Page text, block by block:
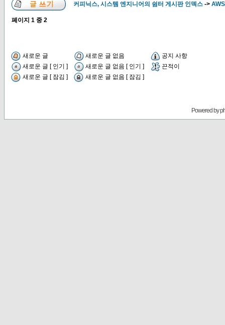
커피닉스, 시스템 엔지니어의 쉼터 게시판 인덱스 -> AWS
페이지 1 중 2
새로운 글 새로운 글 없음
공지 사항
새로운 글 [ 인기 ]
새로운 글 없음 [ 인기 ]
끈적이
새로운 글 [ 잠김 ]
새로운 글 없음 [ 잠김 ]
Powered by